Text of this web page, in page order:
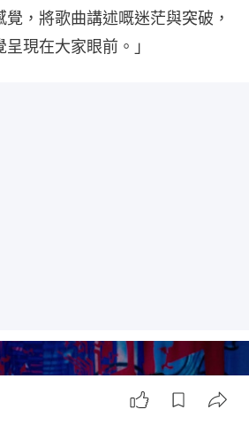
，將歌曲講述嘅迷茫與突破，
現在大家眼前。」